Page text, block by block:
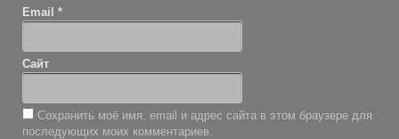
Email*
Сайт
Сохранить моё имя, email и адрес сайта в этом браузере для
последующих моих комментариев.